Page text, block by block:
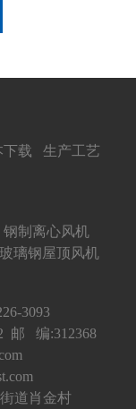
下载
生产工艺
钢制离心风机
玻璃钢屋顶风机
3093
邮 编:312368
道肖金村